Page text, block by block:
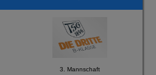
3. Mannschaft